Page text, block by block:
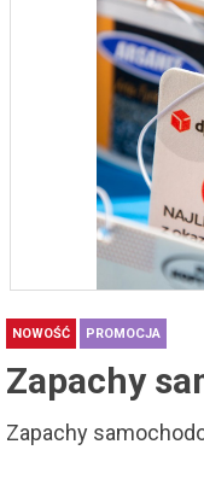
NOWOŚĆ PROMOCJA
Zapachy
Zapachy